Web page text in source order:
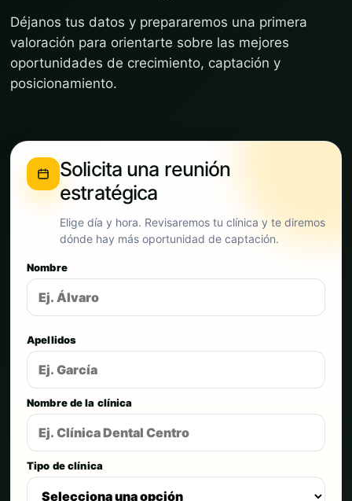
Déjanos tus datos y prepararemos una primera
valoración para orientarte sobre las mejores
oportunidades de crecimiento, captación y
posicionamiento.
Solicita una reunión
estratégica
Elige día y hora. Revisaremos tu clínica y te diremos
dónde hay más oportunidad de captación.
Nombre
Apellidos
Nombre de la clínica
Tipo de clínica